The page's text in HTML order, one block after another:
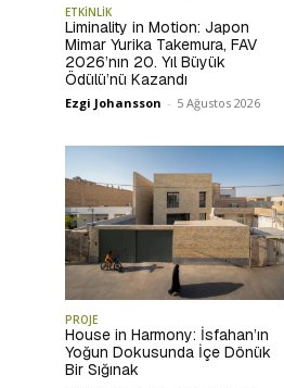
ETKİNLİK
Liminality in Motion: Japon
Mimar Yurika Takemura, FAV
2026’nın 20. Yıl Büyük
Ödülü’nü Kazandı
Ezgi Johansson - 5 Ağustos 2026
PROJE
House in Harmony: İsfahan’ın
Yoğun Dokusunda İçe Dönük
Bir Sığınak